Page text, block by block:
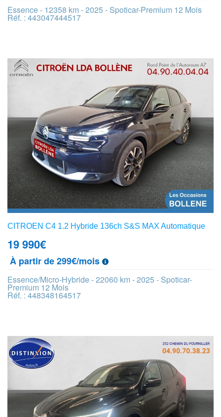
Essence - 12358 km - 2025 - Spoticar-Premium 12 Mois
Réf. : 443047444517
CITROEN C4 1.2 Hybride 136ch S&S MAX Automatique
19 990€
À partir de 299€/mois
Essence/Micro-Hybride - 22060 km - 2025 - Spoticar-
Premium 12 Mois
Réf. : 448348164517